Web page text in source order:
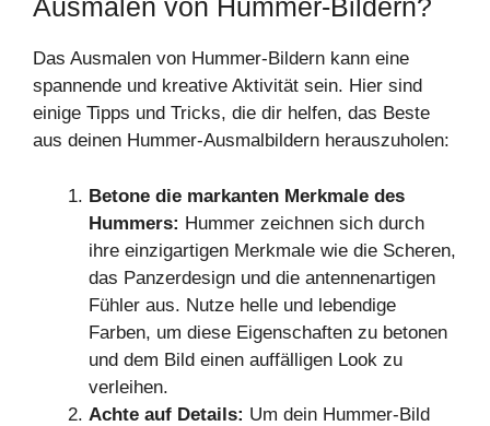
Ausmalen von Hummer-Bildern?
Das Ausmalen von Hummer-Bildern kann eine
spannende und kreative Aktivität sein. Hier sind
einige Tipps und Tricks, die dir helfen, das Beste
aus deinen Hummer-Ausmalbildern herauszuholen:
Betone die markanten Merkmale des
Hummers: Hummer zeichnen sich durch
ihre einzigartigen Merkmale wie die Scheren,
das Panzerdesign und die antennenartigen
Fühler aus. Nutze helle und lebendige
Farben, um diese Eigenschaften zu betonen
und dem Bild einen auffälligen Look zu
verleihen.
Achte auf Details: Um dein Hummer-Bild